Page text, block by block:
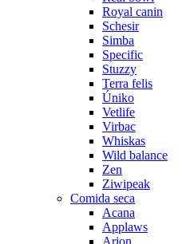
Royal canin
Schesir
Simba
Specific
Stuzzy
Terra felis
Úniko
Vetlife
Virbac
Whiskas
Wild balance
Zen
Ziwipeak
Comida seca
Acana
Applaws
Arion